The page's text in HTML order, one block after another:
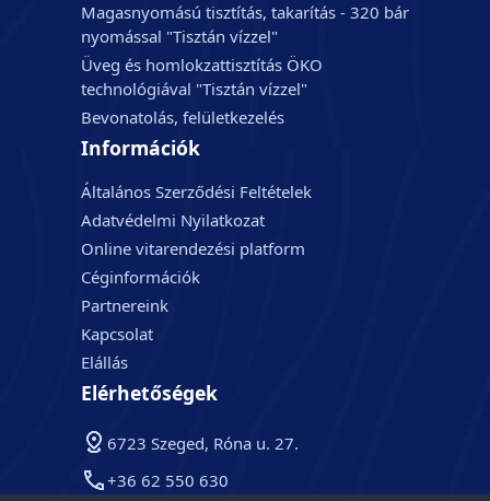
Magasnyomású tisztítás, takarítás - 320 bár
nyomással "Tisztán vízzel"
Üveg és homlokzattisztítás ÖKO
technológiával "Tisztán vízzel"
Bevonatolás, felületkezelés
Információk
Általános Szerződési Feltételek
Adatvédelmi Nyilatkozat
Online vitarendezési platform
Céginformációk
Partnereink
Kapcsolat
Elállás
Elérhetőségek
6723 Szeged, Róna u. 27.
+36 62 550 630